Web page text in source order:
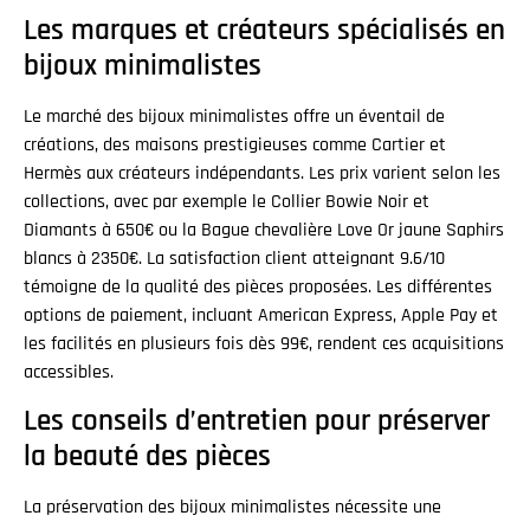
Les marques et créateurs spécialisés en
bijoux minimalistes
Le marché des bijoux minimalistes offre un éventail de
créations, des maisons prestigieuses comme Cartier et
Hermès aux créateurs indépendants. Les prix varient selon les
collections, avec par exemple le Collier Bowie Noir et
Diamants à 650€ ou la Bague chevalière Love Or jaune Saphirs
blancs à 2350€. La satisfaction client atteignant 9.6/10
témoigne de la qualité des pièces proposées. Les différentes
options de paiement, incluant American Express, Apple Pay et
les facilités en plusieurs fois dès 99€, rendent ces acquisitions
accessibles.
Les conseils d’entretien pour préserver
la beauté des pièces
La préservation des bijoux minimalistes nécessite une